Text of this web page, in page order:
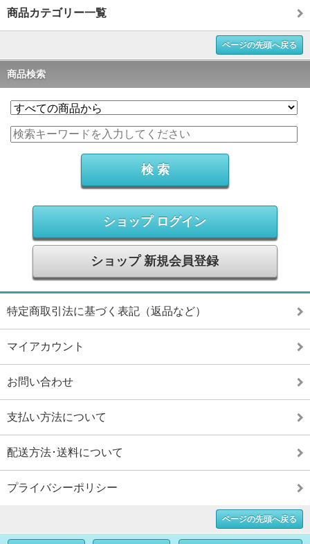
商品カテゴリー一覧
ページの先頭へ戻る
商品検索
ショップ ログイン
ショップ 新規会員登録
特定商取引法に基づく表記（返品など）
マイアカウント
お問い合わせ
支払い方法について
配送方法･送料について
プライバシーポリシー
ページの先頭へ戻る